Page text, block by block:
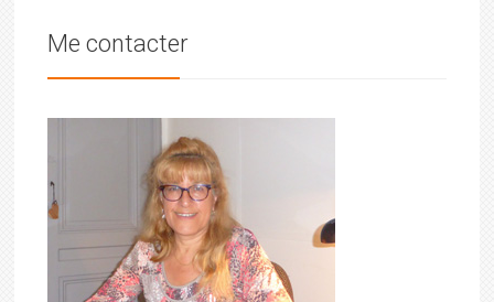
Me contacter